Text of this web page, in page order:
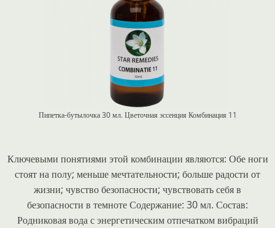
Пипетка-бутылочка 30 мл. Цветочная эссенция Комбинация 11
Ключевыми понятиями этой комбинации являются: Обе ноги
стоят на полу; меньше мечтательности; больше радости от
жизни; чувство безопасности; чувствовать себя в
безопасности в темноте Содержание: 30 мл. Состав:
Родниковая вода с энергетическим отпечатком вибраций